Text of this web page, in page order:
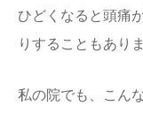
ひどくなると頭痛
りすることもありま
私の院でも、こん